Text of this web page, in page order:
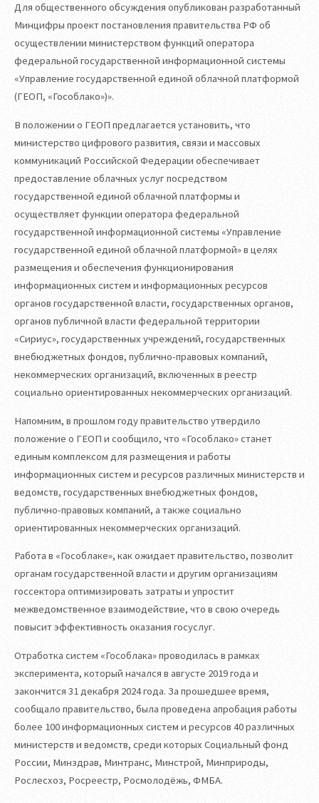
Для общественного обсуждения опубликован разработанный
Минцифры проект постановления правительства РФ об
осуществлении министерством функций оператора
федеральной государственной информационной системы
«Управление государственной единой облачной платформой
(ГЕОП, «Гособлако»)».
В положении о ГЕОП предлагается установить, что
министерство цифрового развития, связи и массовых
коммуникаций Российской Федерации обеспечивает
предоставление облачных услуг посредством
государственной единой облачной платформы и
осуществляет функции оператора федеральной
государственной информационной системы «Управление
государственной единой облачной платформой» в целях
размещения и обеспечения функционирования
информационных систем и информационных ресурсов
органов государственной власти, государственных органов,
органов публичной власти федеральной территории
«Сириус», государственных учреждений, государственных
внебюджетных фондов, публично-правовых компаний,
некоммерческих организаций, включенных в реестр
социально ориентированных некоммерческих организаций.
Напомним, в прошлом году правительство утвердило
положение о ГЕОП и сообщило, что «Гособлако» станет
единым комплексом для размещения и работы
информационных систем и ресурсов различных министерств и
ведомств, государственных внебюджетных фондов,
публично-правовых компаний, а также социально
ориентированных некоммерческих организаций.
Работа в «Гособлаке», как ожидает правительство, позволит
органам государственной власти и другим организациям
госсектора оптимизировать затраты и упростит
межведомственное взаимодействие, что в свою очередь
повысит эффективность оказания госуслуг.
Отработка систем «Гособлака» проводилась в рамках
эксперимента, который начался в августе 2019 года и
закончится 31 декабря 2024 года. За прошедшее время,
сообщало правительство, была проведена апробация работы
более 100 информационных систем и ресурсов 40 различных
министерств и ведомств, среди которых Социальный фонд
России, Минздрав, Минтранс, Минстрой, Минприроды,
Рослесхоз, Росреестр, Росмолодёжь, ФМБА.